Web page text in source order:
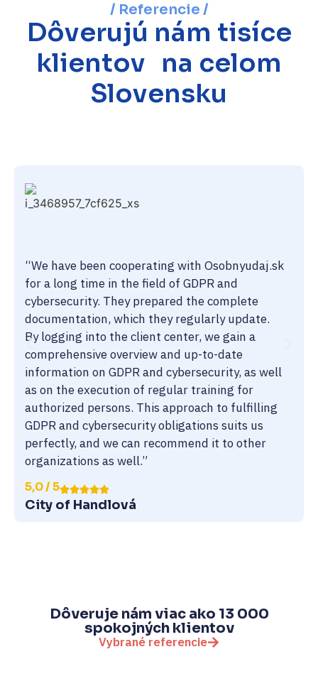
/ Referencie /
Dôverujú nám tisíce
klientov na celom
Slovensku
“We have been cooperating with Osobnyudaj.sk
for a long time in the field of GDPR and
cybersecurity. They prepared the complete
documentation, which they regularly update.
By logging into the client center, we gain a
comprehensive overview and up-to-date
information on GDPR and cybersecurity, as well
as on the execution of regular training for
authorized persons. This approach to fulfilling
GDPR and cybersecurity obligations suits us
perfectly, and we can recommend it to other
organizations as well.”
5,0 / 5
City of Handlová
Dôveruje nám viac ako 13 000
spokojných klientov
Vybrané referencie